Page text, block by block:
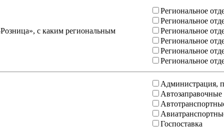
с каким региональным
Региональное
Региональное
Региональное
Региональное
Региональное
Региональное
Администрация,
Автозаправочные
Госпоставка